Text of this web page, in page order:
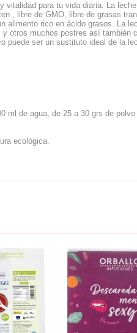
vitalidad para tu vida diaria. La
, libre de GMO, libre de grasas
alimento rico en ácido grasos. La
otros muchos postres así también
puede ser un sustituto ideal de la
ml de agua, de 25 a 30 grs de
ecológica.